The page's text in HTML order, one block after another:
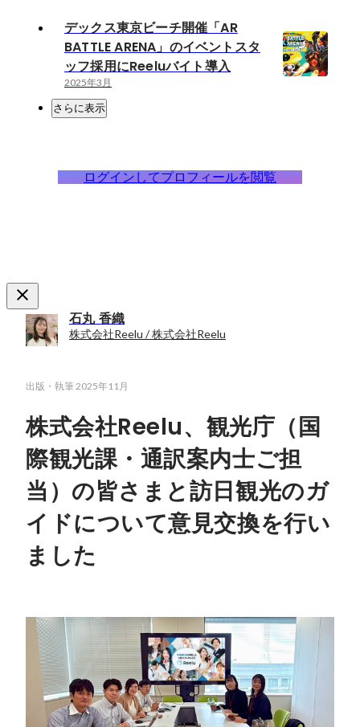
デックス東京ビーチ開催「AR
BATTLE ARENA」のイベントスタ
ッフ採用にReeluバイト導入
2025年3月
さらに表示
ログインしてプロフィールを閲覧
石丸 香織
株式会社Reelu / 株式会社Reelu
出版・執筆2025年11月
株式会社Reelu、観光庁（国
際観光課・通訳案内士ご担
当）の皆さまと訪日観光のガ
イドについて意見交換を行い
ました